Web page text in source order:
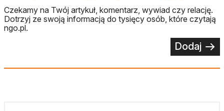
Czekamy na Twój artykuł, komentarz, wywiad czy relację.
Dotrzyj ze swoją informacją do tysięcy osób, które czytają
ngo.pl.
Dodaj